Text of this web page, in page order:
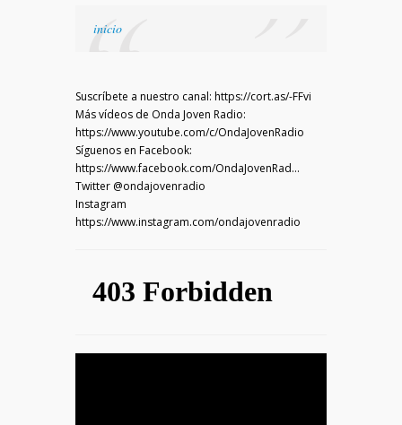
inicio
Suscríbete a nuestro canal: https://cort.as/-FFvi
Más vídeos de Onda Joven Radio:
https://www.youtube.com/c/OndaJovenRadio
Síguenos en Facebook:
https://www.facebook.com/OndaJovenRad…
Twitter @ondajovenradio
Instagram
https://www.instagram.com/ondajovenradio